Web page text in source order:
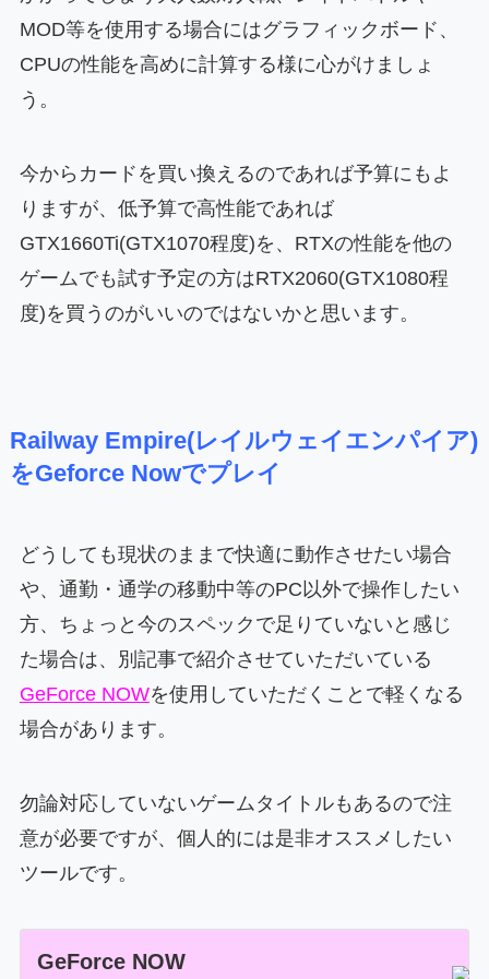
MOD等を使用する場合にはグラフィックボード、
CPUの性能を高めに計算する様に心がけましょ
う。
今からカードを買い換えるのであれば予算にもよ
りますが、低予算で高性能であれば
GTX1660Ti(GTX1070程度)を、RTXの性能を他の
ゲームでも試す予定の方はRTX2060(GTX1080程
度)を買うのがいいのではないかと思います。
Railway Empire(レイルウェイエンパイア)
をGeforce Nowでプレイ
どうしても現状のままで快適に動作させたい場合
や、通勤・通学の移動中等のPC以外で操作したい
方、ちょっと今のスペックで足りていないと感じ
た場合は、別記事で紹介させていただいている
GeForce NOWを使用していただくことで軽くなる
場合があります。
勿論対応していないゲームタイトルもあるので注
意が必要ですが、個人的には是非オススメしたい
ツールです。
GeForce NOW